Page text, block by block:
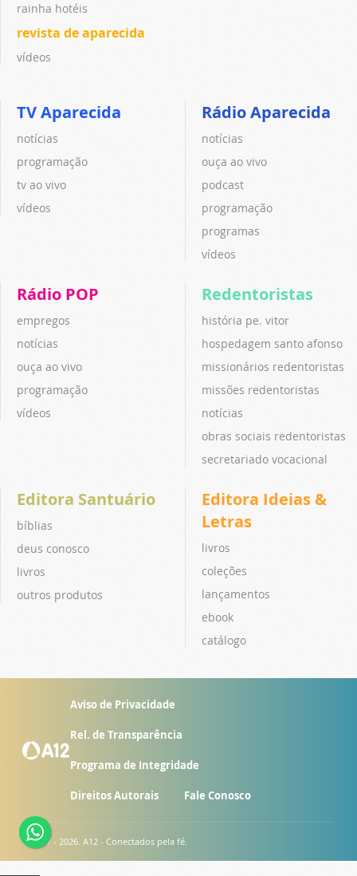
rainha hotéis
revista de aparecida
vídeos
TV Aparecida
notícias
programação
tv ao vivo
vídeos
Rádio Aparecida
notícias
ouça ao vivo
podcast
programação
programas
vídeos
Rádio POP
empregos
notícias
ouça ao vivo
programação
vídeos
Redentoristas
história pe. vitor
hospedagem santo afonso
missionários redentoristas
missões redentoristas
notícias
obras sociais redentoristas
secretariado vocacional
Editora Santuário
bíblias
deus conosco
livros
outros produtos
Editora Ideias &
Letras
livros
coleções
lançamentos
ebook
catálogo
Aviso de Privacidade
Rel. de Transparência
Programa de Integridade
Direitos Autorais Fale Conosco
© 2007 - 2026. A12 - Conectados pela fé.